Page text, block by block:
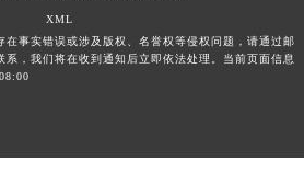
XML
在事实错误或涉及版权、名誉权等侵权问题，请通过邮
系，我们将在收到通知后立即依法处理。当前页面信息